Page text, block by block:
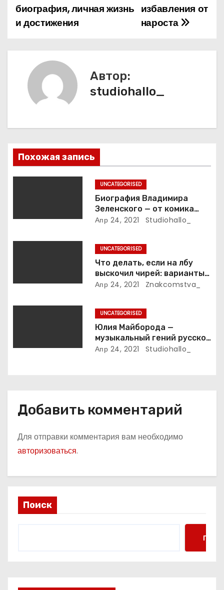
в
и
г
п
о
а
п
с
я
избавления от
нароста
биография, личная жизнь
и достижения
Автор:
studiohallo_
Похожая запись
UNCATEGORISED
Биография Владимира
Зеленского — от комика
студии «Квартал 95» до
личная жизнь
Апр 24, 2021 Studiohallo_
UNCATEGORISED
Что делать, если на лбу
выскочил чирей: варианты
лечения
Апр 24, 2021 Znakcomstva_
UNCATEGORISED
Юлия Майборода —
музыкальный гений русской
эстрады и победительница
Апр 24, 2021 Studiohallo_
Добавить комментарий
Для отправки комментария вам необходимо
авторизоваться.
Поиск
Поиск